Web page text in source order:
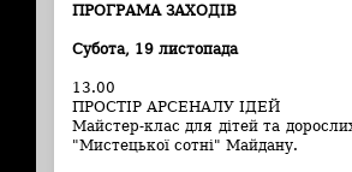
ПРОГРАМА ЗАХОДІВ
Субота, 19 листопада
13.00
ПРОСТІР АРСЕНАЛУ ІДЕЙ
Майстер-клас для дітей та
"Мистецької сотні" Майдану.